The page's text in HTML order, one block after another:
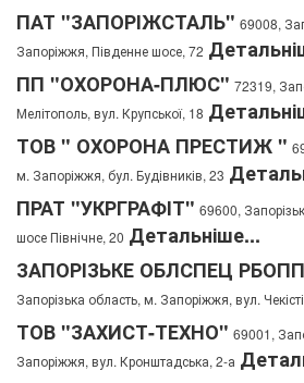
ПАТ "ЗАПОРІЖСТАЛЬ" 69008,
Запоріжжя, Південне шосе, 72
ПП "ОХОРОНА-ПЛЮС" 72319,
Мелітополь, вул. Крупської, 18
ТОВ " ОХОРОНА ПРЕСТИЖ "
м. Запоріжжя, бул. Будівників, 23
ПРАТ "УКРГРАФІТ" 69600,
шосе Північне, 20 Детальніше...
ЗАПОРІЗЬКЕ ОБЛСПЕЦ
Запорізька область, м. Запоріжжя, вул.
ТОВ "ЗАХИСТ-ТЕХНО" 69001,
Запоріжжя, вул. Кронштадська, 2-а